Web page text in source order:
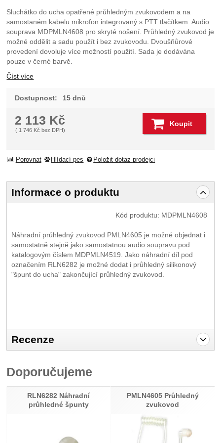
Sluchátko do ucha opatřené průhledným zvukovodem a na
samostaném kabelu mikrofon integrovaný s PTT tlačítkem. Audio
souprava MDPMLN4608 pro skryté nošení. Průhledný zvukovod je
možné oddělit a sadu použít i bez zvukovodu. Dvoušňůrové
provedení dovoluje více možností použití. Sada je dodávána
pouze v černé barvě.
Číst více
Dostupnost: 15 dnů
2 113 Kč
(1 746 Kč bez DPH)
Koupit
Porovnat Hlídací pes Položit dotaz prodejci
Informace o produktu
Kód produktu: MDPMLN4608
Náhradní průhledný zvukovod PMLN4605 je možné objednat i
samostatně stejně jako samostatnou audio soupravu pod
katalogovým číslem MDPMLN4519. Jako náhradní díl pod
označením RLN6282 je možné dodat i průhledný silikonový
"špunt do ucha" zakončující průhledný zvukovod.
Recenze
Recenze
Nebyla přidána žádná recenze.
Doporučujeme
RLN6282 Náhradní
průhledné špunty
PMLN4605 Průhledný
zvukovod